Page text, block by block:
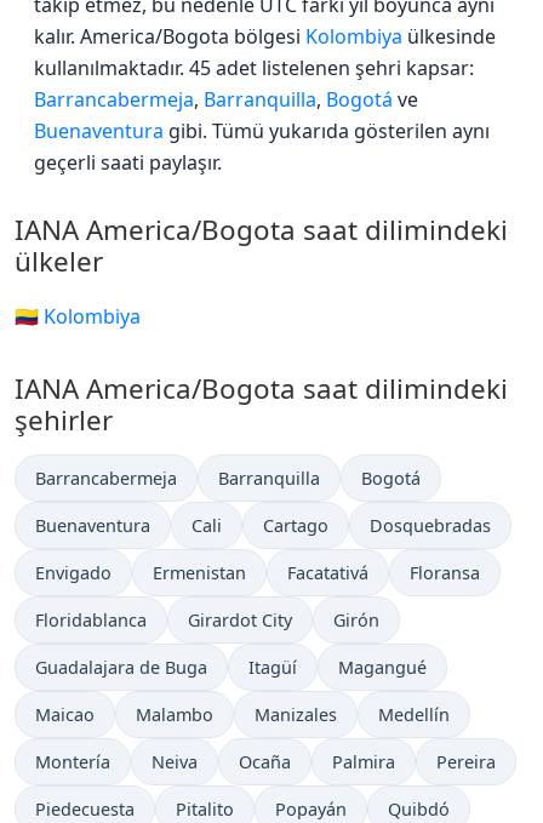
kalır. America/Bogota bölgesi Kolombiya ülkesinde
kullanılmaktadır. 45 adet listelenen şehri kapsar:
Barrancabermeja, Barranquilla, Bogotá ve
Buenaventura gibi. Tümü yukarıda gösterilen aynı
geçerli saati paylaşır.
IANA America/Bogota saat dilimindeki
ülkeler
🇨🇴 Kolombiya
IANA America/Bogota saat dilimindeki
şehirler
Barrancabermeja Barranquilla Bogotá
Buenaventura Cali Cartago Dosquebradas
Envigado Ermenistan Facatativá Floransa
Floridablanca Girardot City Girón
Guadalajara de Buga Itagüí Magangué
Maicao Malambo Manizales Medellín
Montería Neiva Ocaña Palmira Pereira
Piedecuesta Pitalito Popayán Quibdó